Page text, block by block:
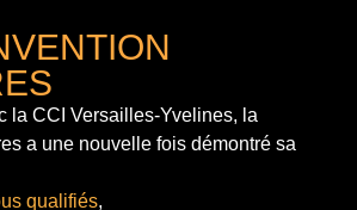
la CCI Versailles-Yvelines, la
a une nouvelle fois démontré sa
qualifiés,